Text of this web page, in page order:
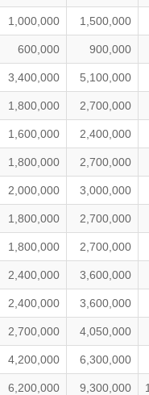
1,000,000 1,500,000
600,000 900,000
3,400,000 5,100,000
1,800,000 2,700,000
1,600,000 2,400,000
1,800,000 2,700,000
2,000,000 3,000,000
1,800,000 2,700,000
1,800,000 2,700,000
2,400,000 3,600,000
2,400,000 3,600,000
2,700,000 4,050,000
4,200,000 6,300,000
6,200,000 9,300,000